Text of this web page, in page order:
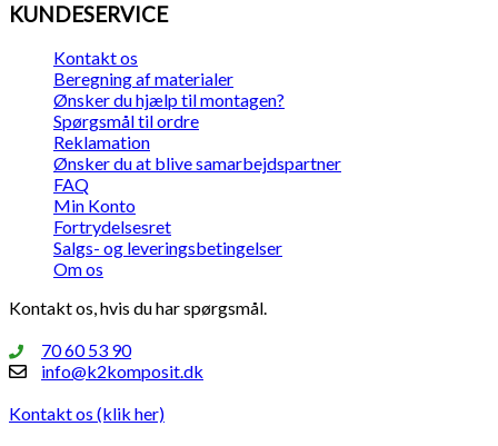
KUNDESERVICE
Kontakt os
Beregning af materialer
Ønsker du hjælp til montagen?
Spørgsmål til ordre
Reklamation
Ønsker du at blive samarbejdspartner
FAQ
Min Konto
Fortrydelsesret
Salgs- og leveringsbetingelser
Om os
Kontakt os, hvis du har spørgsmål.
70 60 53 90
info@k2komposit.dk
Kontakt os (klik her)